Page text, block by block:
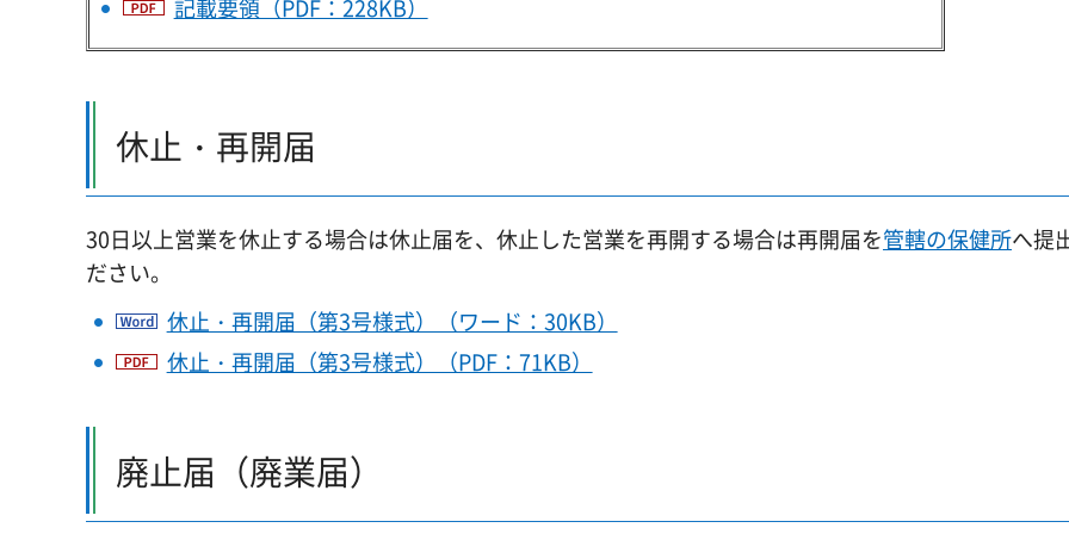
記載要領（PDF：228KB）
休止・再開届
30日以上営業を休止する場合は休止届を、休止した営業を再開する場合は再開届を管轄の保健所へ提
ださい。
休止・再開届（第3号様式）（ワード：30KB）
休止・再開届（第3号様式）（PDF：71KB）
廃止届（廃業届）